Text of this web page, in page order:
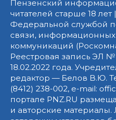
Пензенский
читателей старше 18
Федеральной службой
связи,
коммуникаций
Реестровая запись ЭЛ
18.02.2022 года.
редактор — Белов В.Ю.
(8412) 238-002, e-mail:
портале PNZ.RU
и авторские